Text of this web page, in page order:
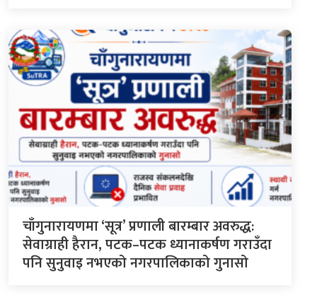
चाँगुनारायणमा ‘सूत्र’ प्रणाली बारम्बार अवरुद्ध:
सेवाग्राही हैरान, पटक–पटक ध्यानाकर्षण गराउँदा
पनि सुनुवाइ नभएको नगरपालिकाको गुनासो